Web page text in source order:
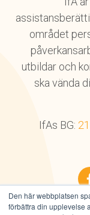
Den här webbplatsen
förbättra din upplevelse
området
utbildar och
ska vända
IfAs BG: